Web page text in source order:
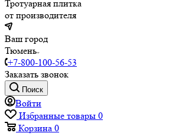
Тротуарная плитка
от производителя
Ваш город
Тюмень
+7-800-100-56-53
Заказать звонок
Поиск
Войти
Избранные товары 0
Корзина 0